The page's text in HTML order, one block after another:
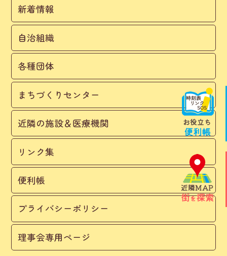
新着情報
自治組織
各種団体
まちづくりセンター
近隣の施設＆医療機関
リンク集
便利帳
プライバシーポリシー
理事会専用ページ